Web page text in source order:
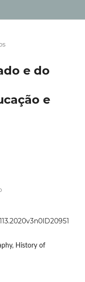
e do
e
History of